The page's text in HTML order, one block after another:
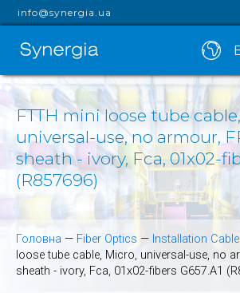
info@synergia.ua
FTTH mini loose tube
universal-use, no armour,
sheath - ivory, Fca, 01x02-
(R857696)
Головна — Fiber Optics — Installation
loose tube cable, Micro, universal-use, no
sheath - ivory, Fca, 01x02-fibers G657.A1